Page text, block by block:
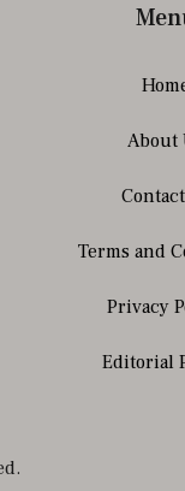
About
Terms and
Privacy
Editorial